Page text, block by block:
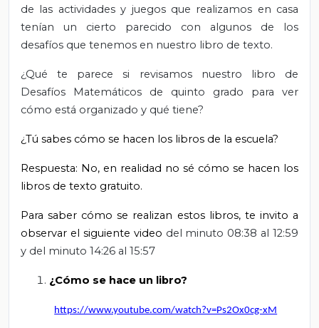
de las actividades y juegos que realizamos en casa
tenían un cierto parecido con algunos de los
desafíos que tenemos en nuestro libro de texto.
¿Qué te parece si revisamos nuestro libro de
Desafíos Matemáticos de quinto grado para ver
cómo está organizado y qué tiene?
¿Tú sabes cómo se hacen los libros de la escuela?
Respuesta: No, en realidad no sé cómo se hacen los
libros de texto gratuito.
Para saber cómo se realizan estos libros, te invito a
observar el siguiente video del minuto 08:38 al 12:59
y del minuto 14:26 al 15:57
¿Cómo se hace un libro?
https://www.youtube.com/watch?v=Ps2Ox0cg-xM